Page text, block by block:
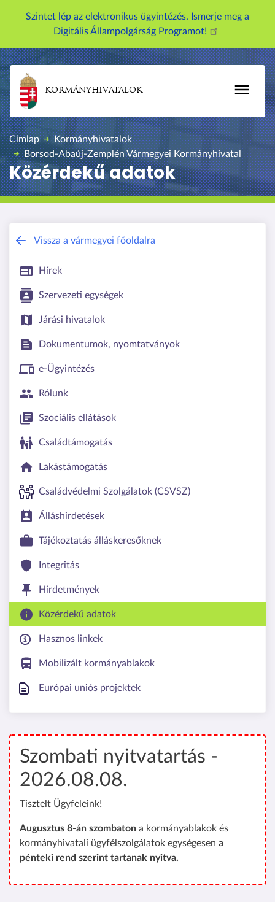
á
a
a
r
t
a
l
o
r
a
Szintet lép az elektronikus ügyintézés. Ismerje meg a
Digitális Állampolgárság Programot!
KORMÁNYHIVATALOK
Címlap
Kormányhivatalok
Borsod-Abaúj-Zemplén Vármegyei Kormányhivatal
Közérdekű adatok
Borsod-Abaúj-Zemplén Vármegyei
Vissza a vármegyei főoldalra
Hírek
Szervezeti egységek
Járási hivatalok
Dokumentumok, nyomtatványok
e-Ügyintézés
Rólunk
Szociális ellátások
Családtámogatás
Lakástámogatás
Családvédelmi Szolgálatok (CSVSZ)
Álláshirdetések
Tájékoztatás álláskeresőknek
Integritás
Hirdetmények
Közérdekű adatok
Hasznos linkek
Mobilizált kormányablakok
Európai uniós projektek
Szombati nyitvatartás -
2026.08.08.
Tisztelt Ügyfeleink!
Augusztus 8-án szombaton a kormányablakok és
kormányhivatali ügyfélszolgálatok egységesen a
pénteki rend szerint tartanak nyitva.